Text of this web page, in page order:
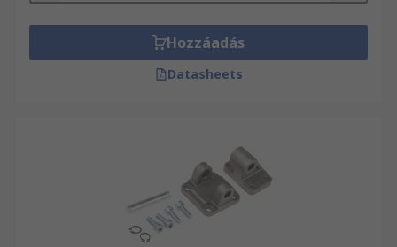
Hozzáadás
Datasheets